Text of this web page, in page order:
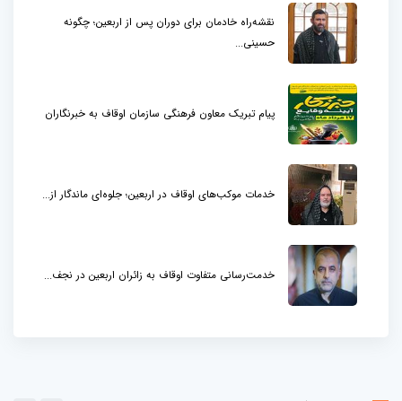
نقشه‌راه خادمان برای دوران پس از اربعین؛ چگونه
حسینی...
پیام تبریک معاون فرهنگی سازمان اوقاف به خبرنگاران
خدمات موکب‌های اوقاف در اربعین؛ جلوه‌ای ماندگار از...
خدمت‌رسانی متفاوت اوقاف به زائران اربعین در نجف...